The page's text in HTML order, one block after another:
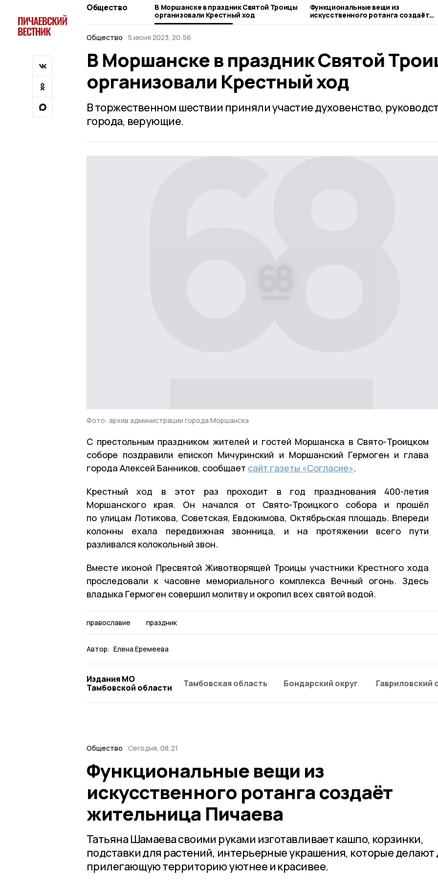
Общество
В Моршанске в праздник Святой Троицы
организовали Крестный ход
Функциональные вещи из
искусственного ротанга создаёт
жительница Пичаева
Общество
5 июня 2023, 20:56
В Моршанске в праздник Святой
организовали Крестный ход
В торжественном шествии приняли участие духовенство,
города, верующие.
Фото: архив администрации города Моршанска
С престольным праздником жителей и гостей Моршанска в Свято-Троицком
соборе поздравили епископ Мичуринский и Моршанский Гермоген и глава
города Алексей Банников, сообщает сайт газеты «Согласие».
Крестный ход в этот раз проходит в год празднования 400-летия
Моршанского края. Он начался от Свято-Троицкого собора и прошёл
по улицам Лотикова, Советская, Евдокимова, Октябрьская площадь. Впереди
колонны ехала передвижная звонница, и на протяжении всего пути
разливался колокольный звон.
Вместе иконой Пресвятой Животворящей Троицы участники Крестного хода
проследовали к часовне мемориального комплекса Вечный огонь. Здесь
владыка Гермоген совершил молитву и окропил всех святой водой.
православие праздник
Автор: Елена Еремеева
Издания МО
Тамбовской области
Тамбовская область Бондарский округ Гавриловский
Общество Сегодня, 08:21
Функциональные вещи из
искусственного ротанга создаёт
жительница Пичаева
Татьяна Шамаева своими руками изготавливает кашпо, корзинки,
подставки для растений, интерьерные украшения, которые делают
прилегающую территорию уютнее и красивее.